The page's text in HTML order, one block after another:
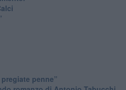
penne”